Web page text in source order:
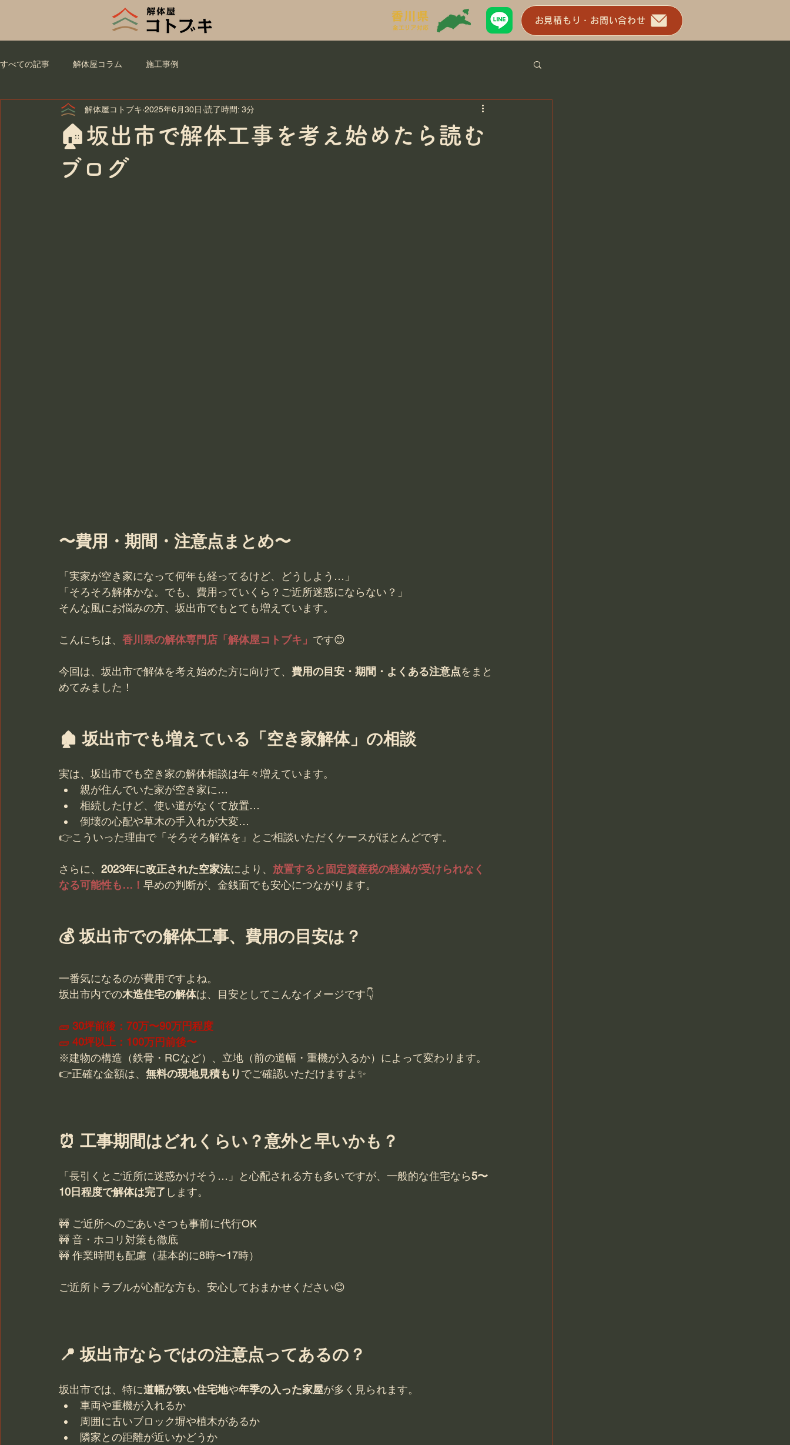
お見積もり・お問い合わせ
すべての記事 解体屋コラム 施工事例
🏠坂出市で解体工事を考え始めたら読む
ブログ
解体屋コトブキ 2025年6月30日 読了時間: 3分
〜費用・期間・注意点まとめ〜
「実家が空き家になって何年も経ってるけど、どうしよう…」
「そろそろ解体かな。でも、費用っていくら？ご近所迷惑にならない？」
そんな風にお悩みの方、坂出市でもとても増えています。
こんにちは、 香川県の解体専門店「解体屋コトブキ」 です😊
今回は、坂出市で解体を考え始めた方に向けて、 費用の目安・期間・よくある注意点をまと
めてみました！
🏚 坂出市でも増えている「空き家解体」の相談
実は、坂出市でも空き家の解体相談は年々増えています。
親が住んでいた家が空き家に…
相続したけど、使い道がなくて放置…
倒壊の心配や草木の手入れが大変…
👉こういった理由で「そろそろ解体を」とご相談いただくケースがほとんどです。
さらに、 2023年に改正された空家法により、 放置すると固定資産税の軽減が受けられなく
なる可能性も…！ 早めの判断が、金銭面でも安心につながります。
💰 坂出市での解体工事、費用の目安は？
一番気になるのが費用ですよね。
坂出市内での木造住宅の解体は、目安としてこんなイメージです👇
🧱 30坪前後：70万〜90万円程度
🧱 40坪以上：100万円前後〜
※建物の構造（鉄骨・RCなど）、立地（前の道幅・重機が入るか）によって変わります。
👉正確な金額は、 無料の現地見積もりでご確認いただけますよ✨
⏰ 工事期間はどれくらい？意外と早いかも？
「長引くとご近所に迷惑かけそう…」と心配される方も多いですが、一般的な住宅なら5〜
10日程度で解体は完了 します。
🚧 ご近所へのごあいさつも事前に代行OK
🚧 音・ホコリ対策も徹底
🚧 作業時間も配慮（基本的に8時〜17時）
ご近所トラブルが心配な方も、安心しておまかせください😊
📍 坂出市ならではの注意点ってあるの？
坂出市では、特に道幅が狭い住宅地や年季の入った家屋が多く見られます。
車両や重機が入れるか
周囲に古いブロック塀や植木があるか
隣家との距離が近いかどうか